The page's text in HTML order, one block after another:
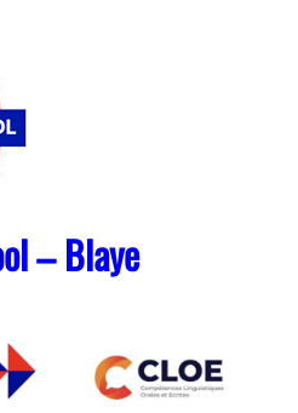
– Blaye